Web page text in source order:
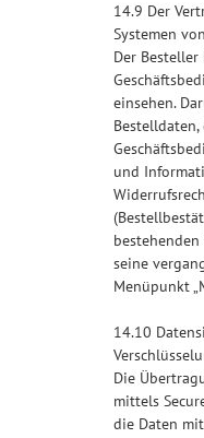
14.9 Der
Systemen
Der
einsehen.
und
seine
Menüpunkt
14.10
Die
mittels
die Daten